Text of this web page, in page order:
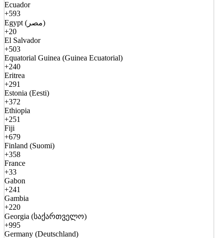
Ecuador
+593
Egypt (مصر)
+20
El Salvador
+503
Equatorial Guinea (Guinea Ecuatorial)
+240
Eritrea
+291
Estonia (Eesti)
+372
Ethiopia
+251
Fiji
+679
Finland (Suomi)
+358
France
+33
Gabon
+241
Gambia
+220
Georgia (საქართველო)
+995
Germany (Deutschland)